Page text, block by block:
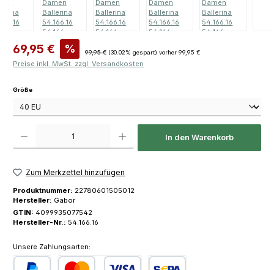
Verkaufspreis:
69,95 € % Regulärer Preis:
99,95 € (30.02% gespart) vorher 99,95 €
Preise inkl. MwSt. zzgl. Versandkosten
Größeauswählen
In den Warenkorb
Zum Merkzettel hinzufügen
Produktnummer: 22780601505012
Hersteller: Gabor
GTIN: 4099935077542
Hersteller-Nr.: 54.166.16
Unsere Zahlungsarten: